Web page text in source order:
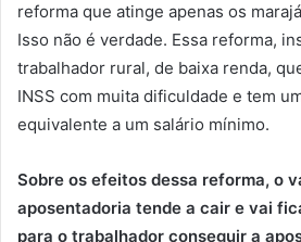
reforma que atinge apenas os
Isso não é verdade. Essa reforma,
trabalhador rural, de baixa renda,
INSS com muita dificuldade e tem
equivalente a um salário mínimo.
Sobre os efeitos dessa reforma, o
aposentadoria tende a cair e vai
para o trabalhador conseguir a